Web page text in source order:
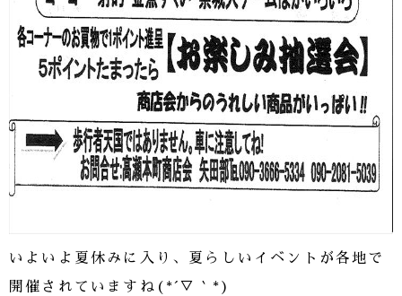
いよいよ夏休みに入り、夏らしいイベントが各地で
開催されていますね(*´▽｀*)